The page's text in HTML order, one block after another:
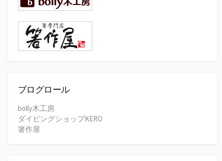
ブログロール
bolly木工房
ダイビングショップKERO
箸作屋